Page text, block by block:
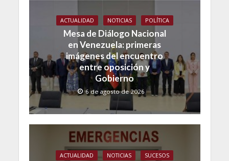
ACTUALIDAD NOTICIAS POLÍTICA
Mesa de Diálogo Nacional
en Venezuela: primeras
imágenes del encuentro
entre oposición y
Gobierno
6 de agosto de 2026
ACTUALIDAD NOTICIAS SUCESOS